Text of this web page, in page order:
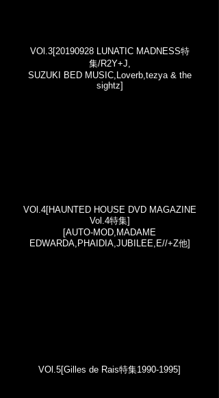
VOl.3[20190928 LUNATIC MADNESS特
集/R2Y+J,
SUZUKI BED MUSIC,Loverb,tezya & the
sightz]
VOl.4[HAUNTED HOUSE DVD MAGAZINE
Vol.4特集]
[AUTO-MOD,MADAME
EDWARDA,PHAIDIA,JUBILEE,E//+Z他]
VOl.5[Gilles de Rais特集1990-1995]